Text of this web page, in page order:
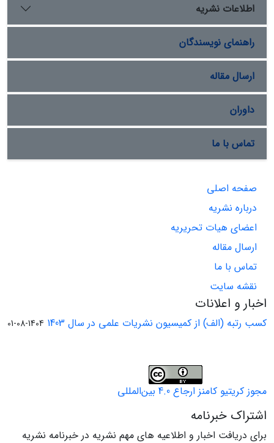
اطلاعات نشریه
راهنمای نویسندگان
ارسال مقاله
داوران
تماس با ما
صفحه اصلی
درباره نشریه
اعضای هیات تحریریه
ارسال مقاله
تماس با ما
نقشه سایت
اخبار و اعلانات
کسب رتبه (الف) از کمیسیون نشریات علمی در سال 1403 1404-08-01
مجوز کریتیو کامنز ارجاع 4.0 بین‌المللی
اشتراک خبرنامه
برای دریافت اخبار و اطلاعیه های مهم نشریه در خبرنامه نشریه